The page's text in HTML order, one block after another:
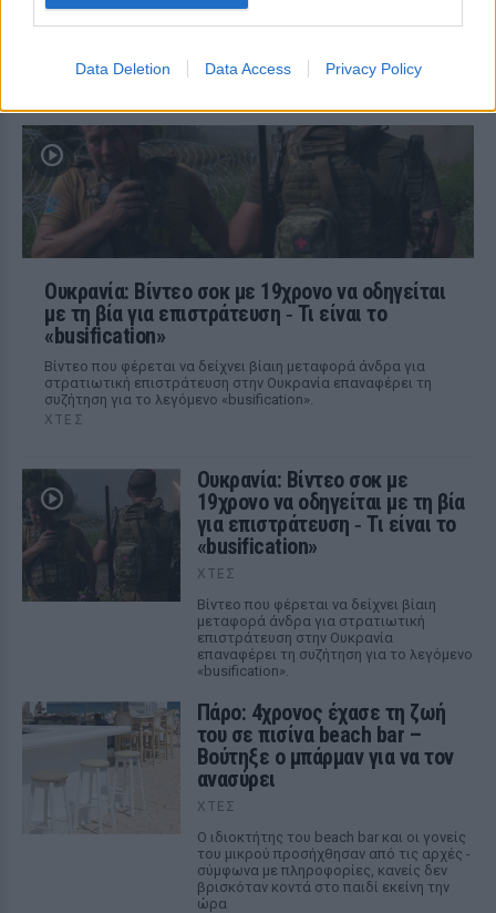
Data Deletion Data Access Privacy Policy
ΠΡΙΝ 9 ΏΡΕΣ
στις 21 Αυγούστου 2026, με επιδότηση
έως 600 ευρώ ανάλογα με την κατηγορία
Ουκρανία: Βίντεο σοκ με 19χρονο να οδηγείται
με τη βία για επιστράτευση ‑ Τι είναι το
«busification»
Βίντεο που φέρεται να δείχνει βίαιη μεταφορά άνδρα για
στρατιωτική επιστράτευση στην Ουκρανία επαναφέρει τη
συζήτηση για το λεγόμενο «busification».
ΧΤΕΣ
Ουκρανία: Βίντεο σοκ με
19χρονο να οδηγείται με τη βία
για επιστράτευση ‑ Τι είναι το
«busification»
ΧΤΕΣ
Βίντεο που φέρεται να δείχνει βίαιη
μεταφορά άνδρα για στρατιωτική
επιστράτευση στην Ουκρανία
επαναφέρει τη συζήτηση για το λεγόμενο
«busification».
Πάρο: 4χρονος έχασε τη ζωή
του σε πισίνα beach bar –
Βούτηξε ο μπάρμαν για να τον
ανασύρει
ΧΤΕΣ
Ο ιδιοκτήτης του beach bar και οι γονείς
του μικρού προσήχθησαν από τις αρχές -
σύμφωνα με πληροφορίες, κανείς δεν
βρισκόταν κοντά στο παιδί εκείνη την
ώρα